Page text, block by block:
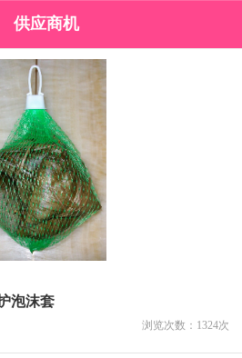
供应商机
泡沫套
浏览次数： 1324次